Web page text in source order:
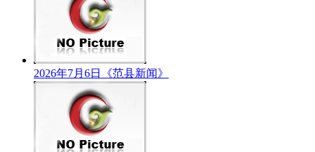
2026年7月6日《范县新闻》